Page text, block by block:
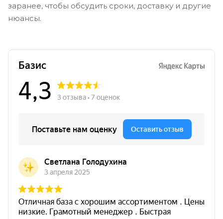
заранее, чтобы обсудить сроки, доставку и другие
нюансы.